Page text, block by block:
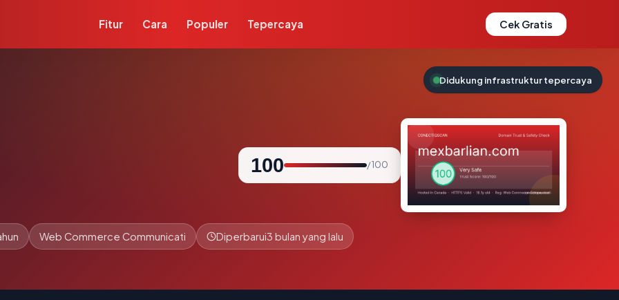
Fitur Cara Populer Tepercaya Cek Gratis
100 / 100
Web Commerce Communicati Diperbarui3 bulan yang lalu
Didukung infrastruktur tepercaya